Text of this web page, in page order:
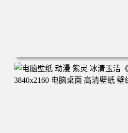
电脑壁纸 动漫 凡人修仙传 韩立 结
脑桌面 高清壁纸 壁纸下载 壁纸大全